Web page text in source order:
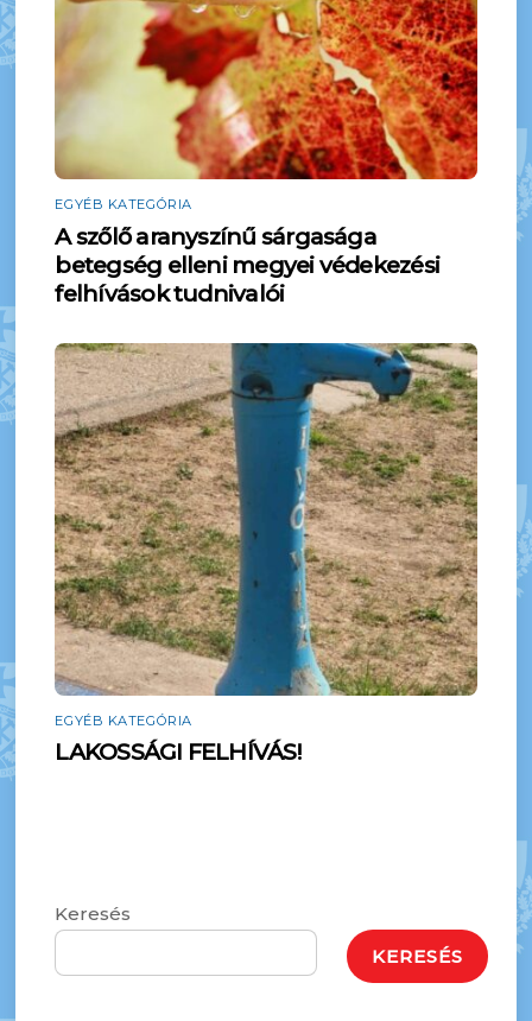
EGYÉB KATEGÓRIA
A szőlő aranyszínű sárgasága
betegség elleni megyei védekezési
felhívások tudnivalói
EGYÉB KATEGÓRIA
LAKOSSÁGI FELHÍVÁS!
Keresés
KERESÉS